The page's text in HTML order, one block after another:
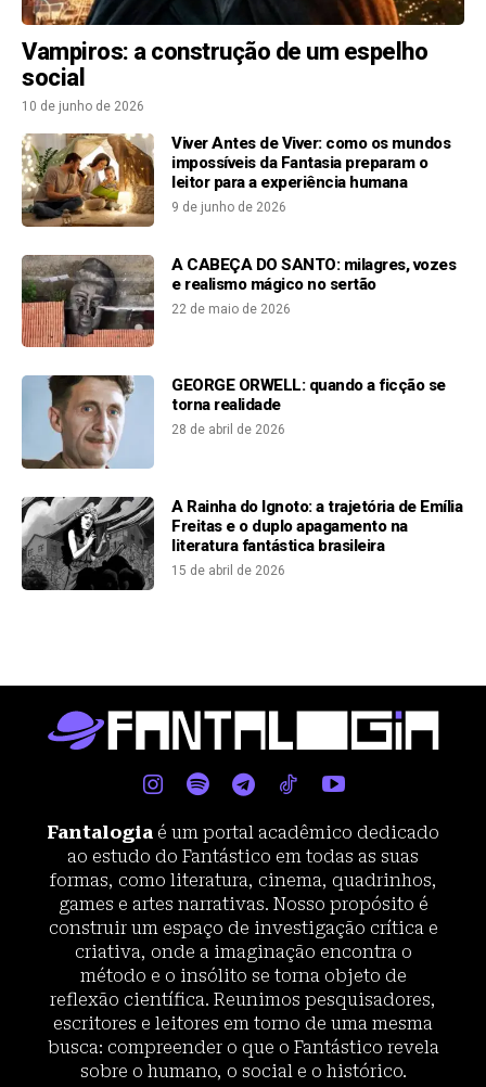
Vampiros: a construção de um espelho
social
10 de junho de 2026
Viver Antes de Viver: como os mundos
impossíveis da Fantasia preparam o
leitor para a experiência humana
9 de junho de 2026
A CABEÇA DO SANTO: milagres, vozes
e realismo mágico no sertão
22 de maio de 2026
GEORGE ORWELL: quando a ficção se
torna realidade
28 de abril de 2026
A Rainha do Ignoto: a trajetória de Emília
Freitas e o duplo apagamento na
literatura fantástica brasileira
15 de abril de 2026
Fantalogia é um portal acadêmico dedicado
ao estudo do Fantástico em todas as suas
formas, como literatura, cinema, quadrinhos,
games e artes narrativas. Nosso propósito é
construir um espaço de investigação crítica e
criativa, onde a imaginação encontra o
método e o insólito se torna objeto de
reflexão científica. Reunimos pesquisadores,
escritores e leitores em torno de uma mesma
busca: compreender o que o Fantástico revela
sobre o humano, o social e o histórico.